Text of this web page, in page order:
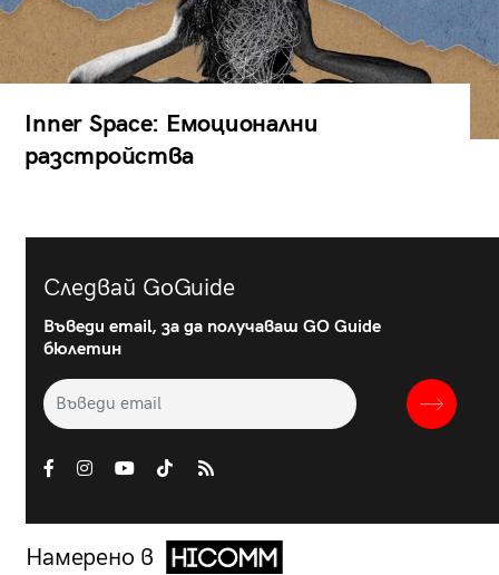
Inner Space: Емоционални
разстройства
Следвай GoGuide
Въведи email, за да получаваш GO Guide
бюлетин
Намерено в